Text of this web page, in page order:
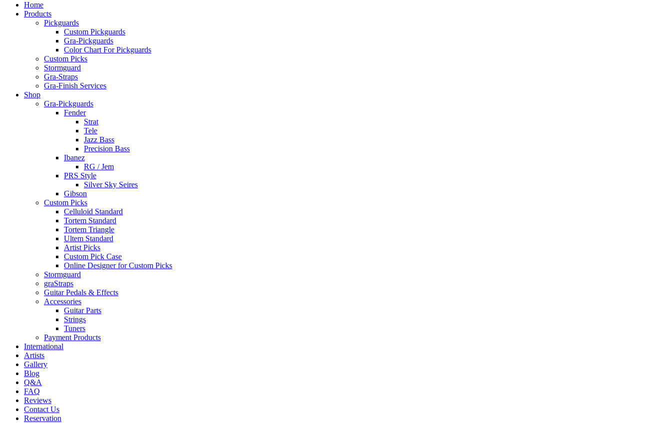
Home
Products
Pickguards
Custom Pickguards
Gra-Pickguards
Color Chart For Pickguards
Custom Picks
Stormguard
Gra-Straps
Gra-Finish Services
Shop
Gra-Pickguards
Fender
Strat
Tele
Jazz Bass
Precision Bass
Ibanez
RG / Jem
PRS Style
Silver Sky Seires
Gibson
Custom Picks
Celluloid Standard
Tortem Standard
Tortem Triangle
Ultem Standard
Artist Picks
Custom Pick Case
Online Designer for Custom Picks
Stormguard
graStraps
Guitar Pedals & Effects
Accessories
Guitar Parts
Strings
Tuners
Payment Products
International
Artists
Gallery
Blog
Q&A
FAQ
Reviews
Contact Us
Reservation